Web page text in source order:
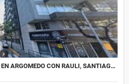
ARGOMEDO CON RAULI, SANTIAG…